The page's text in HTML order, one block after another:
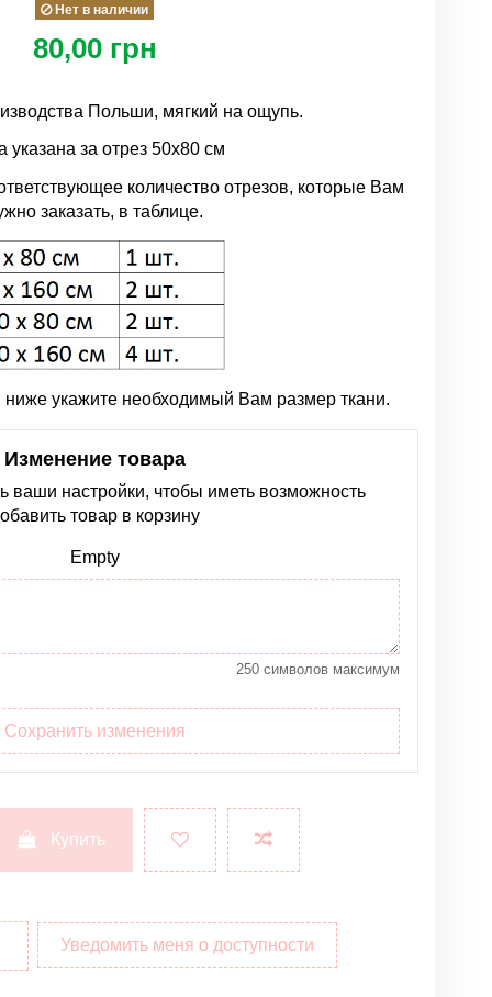
Нет в наличии
80,00 грн
Польши, мягкий на ощупь.
указана за отрез 50х80 см
количество отрезов, которые Вам
заказать, в таблице.
ниже укажите необходимый Вам размер ткани.
Изменение товара
ваши настройки, чтобы иметь возможность
товар в корзину
Empty
250 символов максимум
Сохранить изменения
Купить
Уведомить меня о доступности